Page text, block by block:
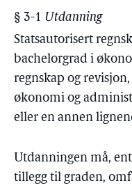
§ 3-1 Utdanning
Statsautorisert
bachelorgrad i
regnskap og
økonomi og
eller en annen
Utdanningen må,
tillegg til graden,